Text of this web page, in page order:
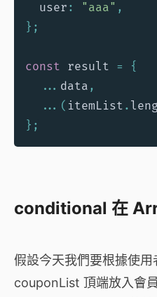
  user
: "aaa" ,
} ;
const result =
{
... data ,
... ( itemList .
} ;
conditional 在
假設今天我們要根據使用
couponList 頂端放入會